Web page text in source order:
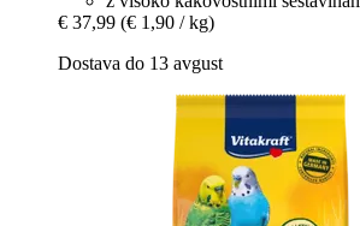
€ 37,99 (€ 1,90 / kg)
Dostava do 13 avgust